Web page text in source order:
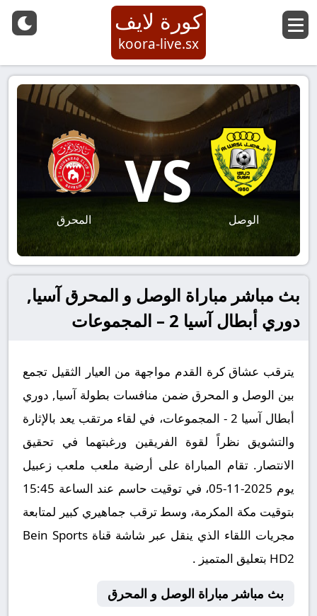
كورة لايف
koora-live.sx
الوصل
VS
المحرق
بث مباشر مباراة الوصل و المحرق آسيا,
دوري أبطال آسيا 2 – المجموعات
يترقب عشاق كرة القدم مواجهة من العيار الثقيل تجمع
بين الوصل و المحرق ضمن منافسات بطولة آسيا, دوري
أبطال آسيا 2 - المجموعات، في لقاء مرتقب يعد بالإثارة
والتشويق نظراً لقوة الفريقين ورغبتهما في تحقيق
الانتصار. تقام المباراة على أرضية ملعب ملعب زعبيل
يوم 2025-11-05، في توقيت حاسم عند الساعة 15:45
بتوقيت مكة المكرمة، وسط ترقب جماهيري كبير لمتابعة
مجريات اللقاء الذي ينقل عبر شاشة قناة Bein Sports
HD2 بتعليق المتميز .
بث مباشر مباراة الوصل و المحرق